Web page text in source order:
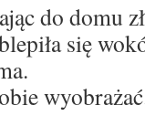
do domu
się